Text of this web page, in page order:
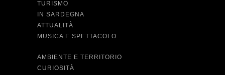
TURISMO
IN SARDEGNA
ATTUALITÀ
MUSICA E SPETTACOLO
AMBIENTE E TERRITORIO
CURIOSITÀ